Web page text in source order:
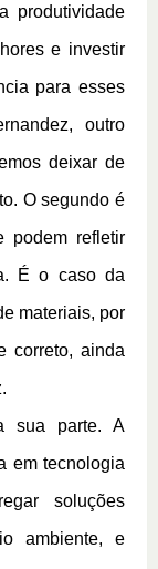
produtividade
e investir
para esses
outro
deixar de
O segundo é
podem refletir
É o caso da
materiais, por
correto, ainda
sua parte. A
em tecnologia
soluções
ambiente, e